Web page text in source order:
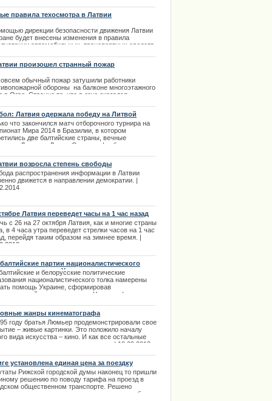
извинилось за нарушение
правила техосмотра в Латвии
дирекции безопасности движения Латвии
будет внесены изменения в правила
автомобильных транспортных средств.
в Латвии выходят на дороги практически
состоянии.
произошел странный пожар
обычный пожар затушили работники
обороны на балконе многоэтажного
в Огре. Странно то, что в огне оказался
Латвия одержала победу на Литвой
что закончился матч отборочного турнира на
Мира 2014 в Бразилии, в котором
две балтийские страны, вечные
Латвия и Литва. Сегодня, футбольная
возросла степень свободы
распространения информации в Латвии
движется в направлении демократии. |
Латвия переведет часы на 1 час назад
с 26 на 27 октября Латвия, как и многие страны
в 4 часа утра переведет стрелки часов на 1 час
перейдя таким образом на зимнее время. |
партии националистического
окажут помощь Украине
и белорусские политические
националистического толка намерены
помощь Украине, сформировав
комитет помощи Украине. |
жанры кинематографа
году братья Люмьер продемонстрировали свое
– живые картинки. Это положило началу
вида искусства – кино. И как все остальные
искусства кино имеет свои жанры. | 18.09.2013
установлена единая цена за поездку
Рижской городской думы наконец то пришли
решению по поводу тарифа на проезд в
общественном транспорте. Решено
единую цену за одну поездку для любых